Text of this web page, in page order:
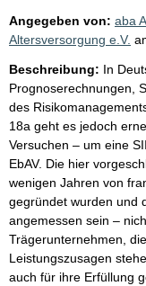
Angegeben von: aba
Altersversorgung e.V.
Beschreibung: In
Prognoserechnungen,
des
18a geht es jedoch
Versuchen – um eine
EbAV. Die hier
wenigen Jahren von
gegründet wurden und
angemessen sein –
Trägerunternehmen,
Leistungszusagen
auch für ihre Erfüllung